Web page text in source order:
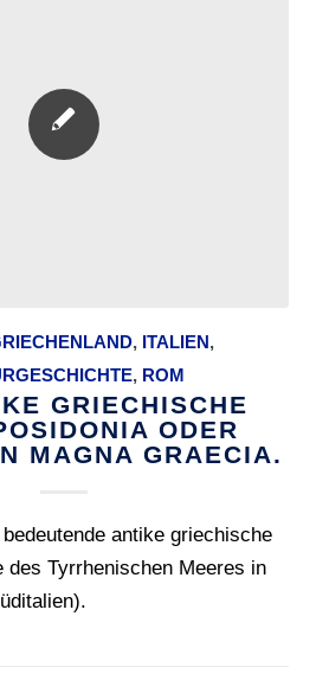
, ITALIEN,
, ROM
GRIECHISCHE
ODER
MAGNA GRAECIA.
antike griechische
des Tyrrhenischen Meeres in